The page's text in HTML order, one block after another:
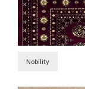
Nobility